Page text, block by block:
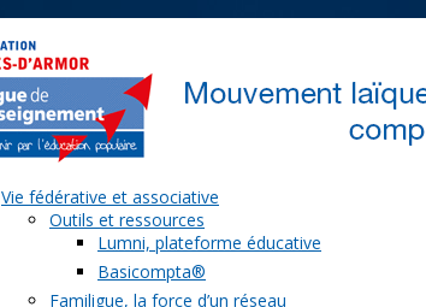
Vie fédérative et associative
Outils et ressources
Lumni, plateforme éducative
Basicompta®
Familigue, la force d’un réseau